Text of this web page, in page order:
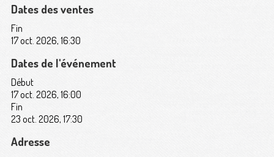
Dates des ventes
Fin
17 oct. 2026, 16:30
Dates de l'événement
Début
17 oct. 2026, 16:00
Fin
23 oct. 2026, 17:30
Adresse